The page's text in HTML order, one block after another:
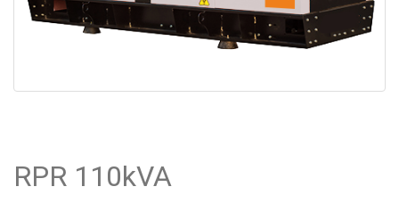
RPR 110kVA